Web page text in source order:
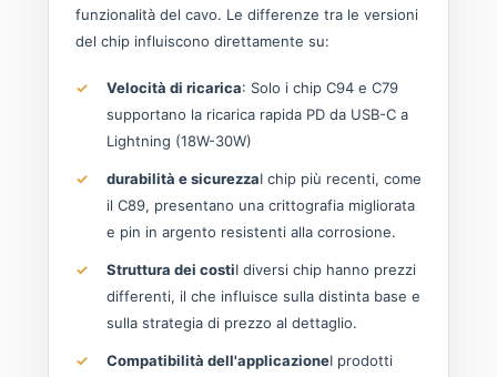
funzionalità del cavo. Le differenze tra le versioni
del chip influiscono direttamente su:
Velocità di ricarica: Solo i chip C94 e C79
supportano la ricarica rapida PD da USB-C a
Lightning (18W-30W)
durabilità e sicurezzaI chip più recenti, come
il C89, presentano una crittografia migliorata
e pin in argento resistenti alla corrosione.
Struttura dei costiI diversi chip hanno prezzi
differenti, il che influisce sulla distinta base e
sulla strategia di prezzo al dettaglio.
Compatibilità dell'applicazioneI prodotti